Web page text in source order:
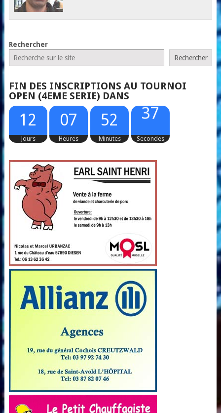
Rechercher
Rechercher
FIN DES INSCRIPTIONS AU TOURNOI
OPEN (4EME SERIE) DANS
12
Jours
07
Heures
52
Minutes
38
37
Secondes